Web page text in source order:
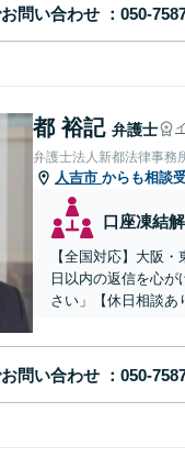
問い合わせ
都 裕記 弁護士
弁護士法人新都法律事務
人吉市 からも相談
口座凍結
【全国対応】大阪
日以内の返信を心
さい」【休日相談あ
問い合わせ